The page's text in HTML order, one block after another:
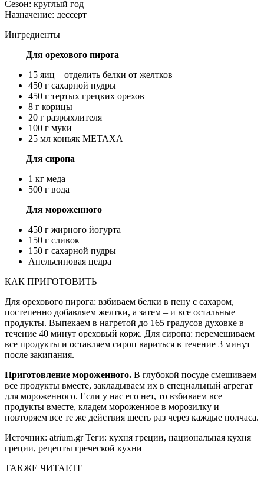
Сезон: круглый год
Назначение: дессерт
Ингредиенты
Для орехового пирога
15 яиц – отделить белки от желтков
450 г сахарной пудры
450 г тертых грецких орехов
8 г корицы
20 г разрыхлителя
100 г муки
25 мл коньяк ΜΕΤΑΧΑ
Для сиропа
1 кг меда
500 г вода
Для мороженного
450 г жирного йогурта
150 г сливок
150 г сахарной пудры
Апельсиновая цедра
КАК ПРИГОТОВИТЬ
Для орехового пирога: взбиваем белки в пену с сахаром,
постепенно добавляем желтки, а затем – и все остальные
продукты. Выпекаем в нагретой до 165 градусов духовке в
течение 40 минут ореховый корж. Для сиропа: перемешиваем
все продукты и оставляем сироп вариться в течение 3 минут
после закипания.
Приготовление мороженного. В глубокой посуде смешиваем
все продукты вместе, закладываем их в специальный агрегат
для мороженного. Если у нас его нет, то взбиваем все
продукты вместе, кладем мороженное в морозилку и
повторяем все те же действия шесть раз через каждые полчаса.
Источник: atrium.gr Теги: кухня греции, национальная кухня
греции, рецепты греческой кухни
ТАКЖЕ ЧИТАЕТЕ